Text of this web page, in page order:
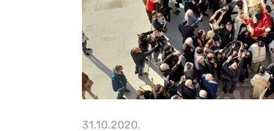
31.10.2020.